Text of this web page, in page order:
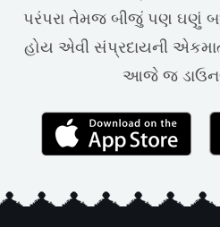
પરંપરા તેમજ બીજું પણ ઘણું
હોય એવી સંપ્રદાયની
આજે જ